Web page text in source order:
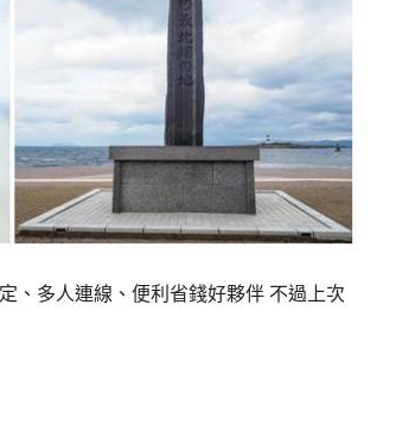
、多人連線、便利省錢好夥伴 不過上次